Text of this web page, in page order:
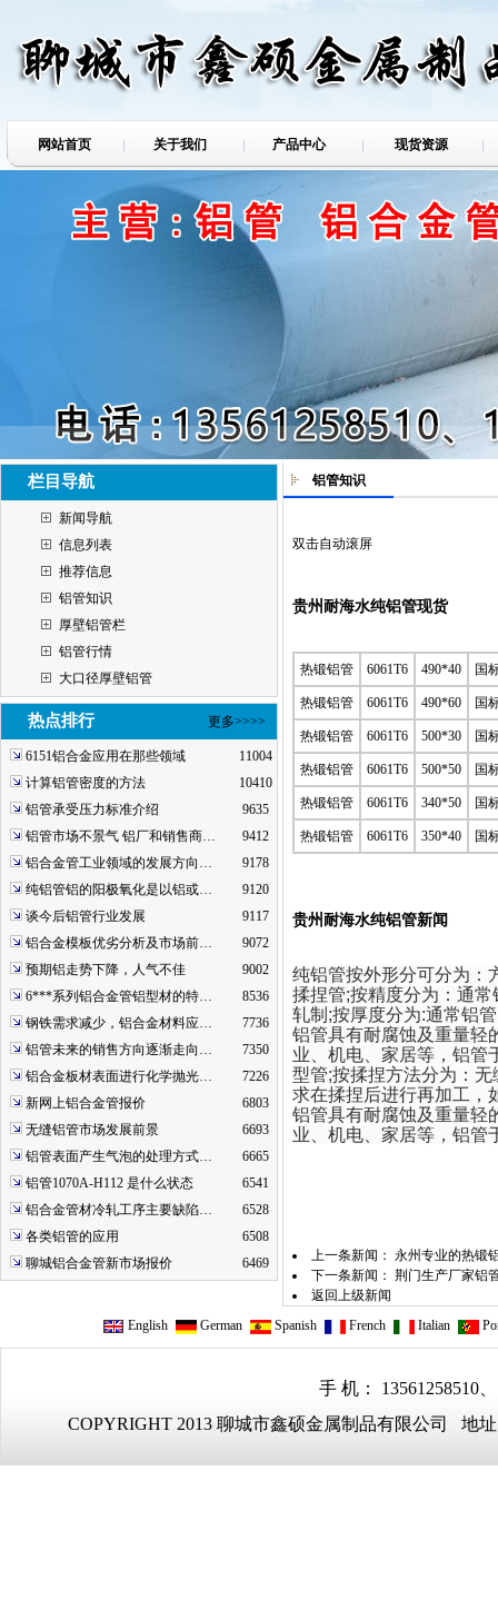
网站首页 关于我们 产品中心 现货资源
栏目导航
新闻导航
信息列表
推荐信息
铝管知识
厚壁铝管栏
铝管行情
大口径厚壁铝管
热点排行 更多>>>>
6151铝合金应用在那些领域
11004
计算铝管密度的方法
10410
铝管承受压力标准介绍
9635
铝管市场不景气 铝厂和销售商…
9412
铝合金管工业领域的发展方向…
9178
纯铝管铝的阳极氧化是以铝或…
9120
谈今后铝管行业发展
9117
铝合金模板优劣分析及市场前…
9072
预期铝走势下降，人气不佳
9002
6***系列铝合金管铝型材的特…
8536
钢铁需求减少，铝合金材料应…
7736
铝管未来的销售方向逐渐走向…
7350
铝合金板材表面进行化学抛光…
7226
新网上铝合金管报价
6803
无缝铝管市场发展前景
6693
铝管表面产生气泡的处理方式…
6665
铝管1070A-H112 是什么状态
6541
铝合金管材冷轧工序主要缺陷…
6528
各类铝管的应用
6508
聊城铝合金管新市场报价
6469
铝管知识
双击自动滚屏
贵州耐海水纯铝管现货
热锻铝管 6061T6 490*40 国
热锻铝管 6061T6 490*60 国
热锻铝管 6061T6 500*30 国
热锻铝管 6061T6 500*50 国
热锻铝管 6061T6 340*50 国
热锻铝管 6061T6 350*40 国
贵州耐海水纯铝管新闻
纯铝管按外形分可分为：
揉捏管;按精度分为：通
轧制;按厚度分为:通常铝
铝管具有耐腐蚀及重量轻
业、机电、家居等，铝管
型管;按揉捏方法分为：
求在揉捏后进行再加工，
铝管具有耐腐蚀及重量轻
业、机电、家居等，铝管
上一条新闻： 永州专业的热锻
下一条新闻： 荆门生产厂家铝
返回上级新闻
English
German Spanish French Italian
手 机： 13561258510
COPYRIGHT 2013 聊城市鑫硕金属制品有限公司 地